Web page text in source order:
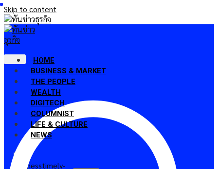
Skip to content
HOME
BUSINESS & MARKET
THE PEOPLE
WEALTH
DIGITECH
COLUMNIST
LIFE & CULTURE
NEWS